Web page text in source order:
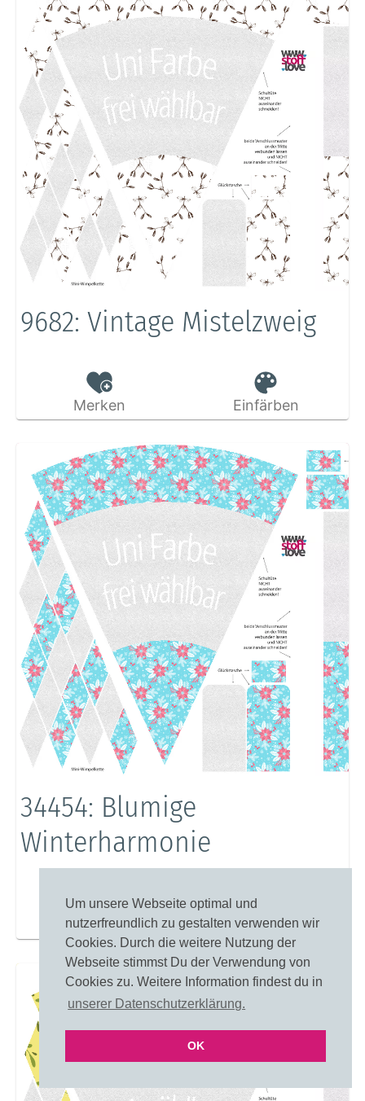
Um unsere Webseite optimal und
nutzerfreundlich zu gestalten verwenden wir
Cookies. Durch die weitere Nutzung der
Webseite stimmst Du der Verwendung von
Cookies zu. Weitere Information findest du in
unserer Datenschutzerklärung.
OK
9682: Vintage Mistelzweig
Merken Einfärben
34454: Blumige
Winterharmonie
Merken Einfärben